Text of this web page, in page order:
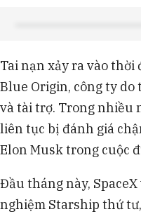
Tai nạn xảy ra vào thời
Blue Origin, công ty
và tài trợ. Trong nhiều
liên tục bị đánh giá
Elon Musk trong cuộc
Đầu tháng này,
nghiệm Starship thứ